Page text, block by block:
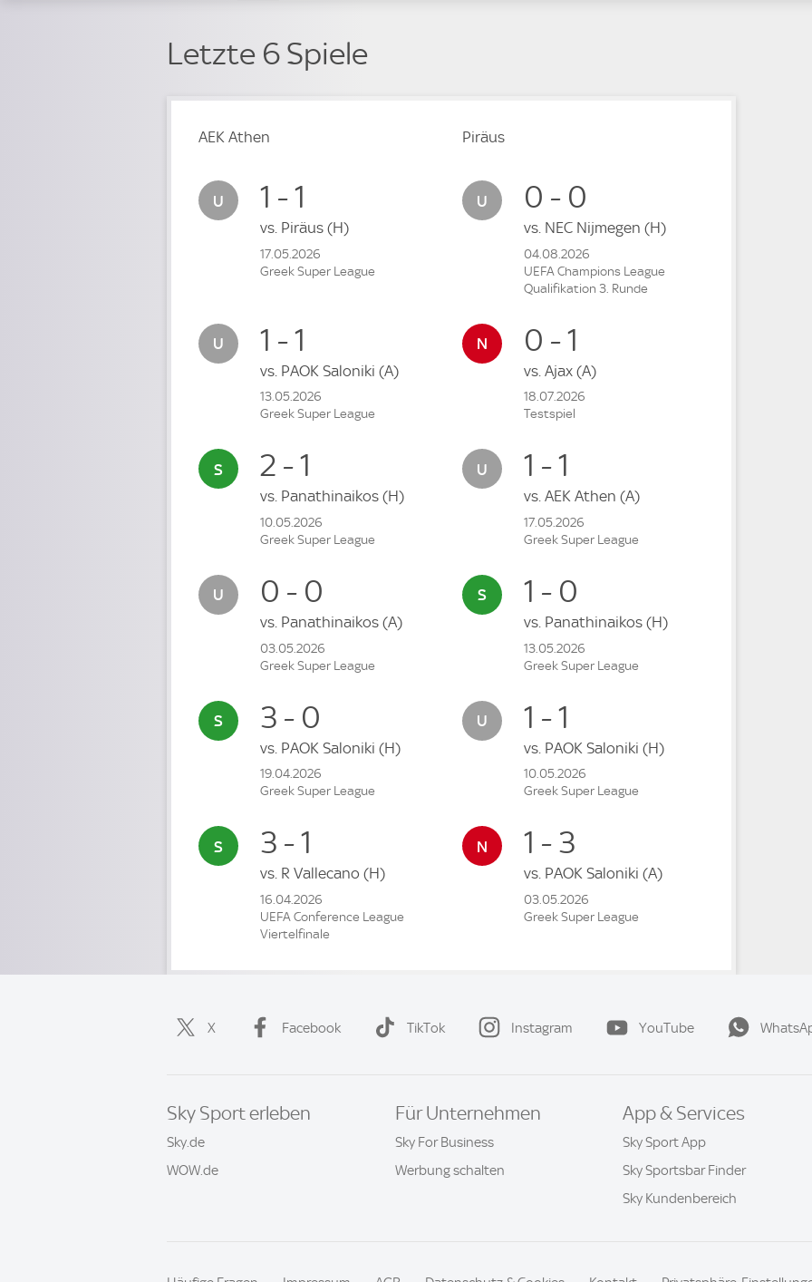
Letzte 6 Spiele
AEK Athen
1 - 1
vs. Piräus (H)
17.05.2026
Greek Super League
1 - 1
vs. PAOK Saloniki (A)
13.05.2026
Greek Super League
2 - 1
vs. Panathinaikos (H)
10.05.2026
Greek Super League
0 - 0
vs. Panathinaikos (A)
03.05.2026
Greek Super League
3 - 0
vs. PAOK Saloniki (H)
19.04.2026
Greek Super League
3 - 1
vs. R Vallecano (H)
16.04.2026
UEFA Conference League
Viertelfinale
Piräus
0 - 0
vs. NEC Nijmegen (H)
04.08.2026
UEFA Champions League
Qualifikation 3. Runde
0 - 1
vs. Ajax (A)
18.07.2026
Testspiel
1 - 1
vs. AEK Athen (A)
17.05.2026
Greek Super League
1 - 0
vs. Panathinaikos (H)
13.05.2026
Greek Super League
1 - 1
vs. PAOK Saloniki (H)
10.05.2026
Greek Super League
1 - 3
vs. PAOK Saloniki (A)
03.05.2026
Greek Super League
X Facebook TikTok Instagram YouTube
Sky Sport erleben
Sky.de
WOW.de
Für Unternehmen
Sky For Business
Werbung schalten
App & Services
Sky Sport App
Sky Sportsbar Finder
Sky Kundenbereich